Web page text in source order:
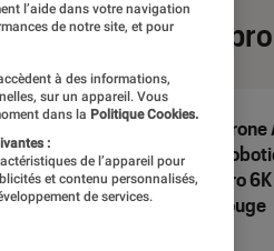
Sélection de
Pro
rouge
l’aide dans votre navigation
de notre site, et pour
à des informations,
sur un appareil. Vous
dans la Politique Cookies.
:
de l’appareil pour
et contenu personnalisés,
de services.